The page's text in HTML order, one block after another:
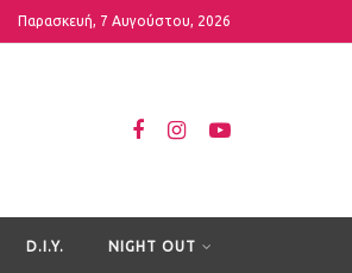
Παρασκευή, 7 Αυγούστου, 2026
D.I.Y. NIGHT OUT